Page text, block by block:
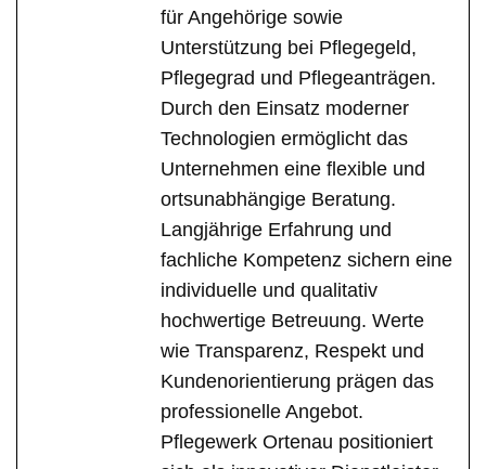
für Angehörige sowie
Unterstützung bei Pflegegeld,
Pflegegrad und Pflegeanträgen.
Durch den Einsatz moderner
Technologien ermöglicht das
Unternehmen eine flexible und
ortsunabhängige Beratung.
Langjährige Erfahrung und
fachliche Kompetenz sichern eine
individuelle und qualitativ
hochwertige Betreuung. Werte
wie Transparenz, Respekt und
Kundenorientierung prägen das
professionelle Angebot.
Pflegewerk Ortenau positioniert